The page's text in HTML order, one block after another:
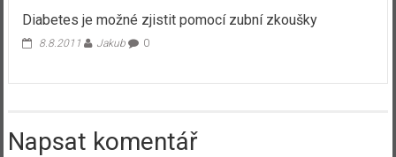
Diabetes je možné zjistit pomocí zubní zkoušky
8.8.2011 Jakub 0
Napsat komentář